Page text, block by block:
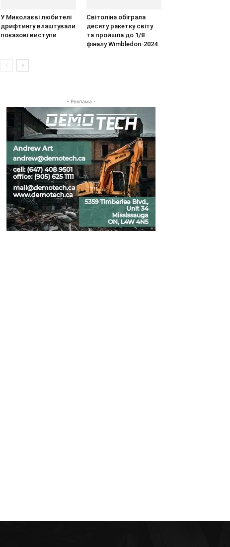
У Миколаєві любителі
дрифтингу влаштували
показові виступи
Світоліна обіграла
десяту ракетку світу
та пройшла до 1/8
фіналу Wimbledon-2024
- Реклама -